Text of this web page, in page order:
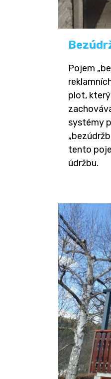
Pojem
plot,
systémy
tento
údržbu.